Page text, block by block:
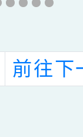
後照
27
前往下